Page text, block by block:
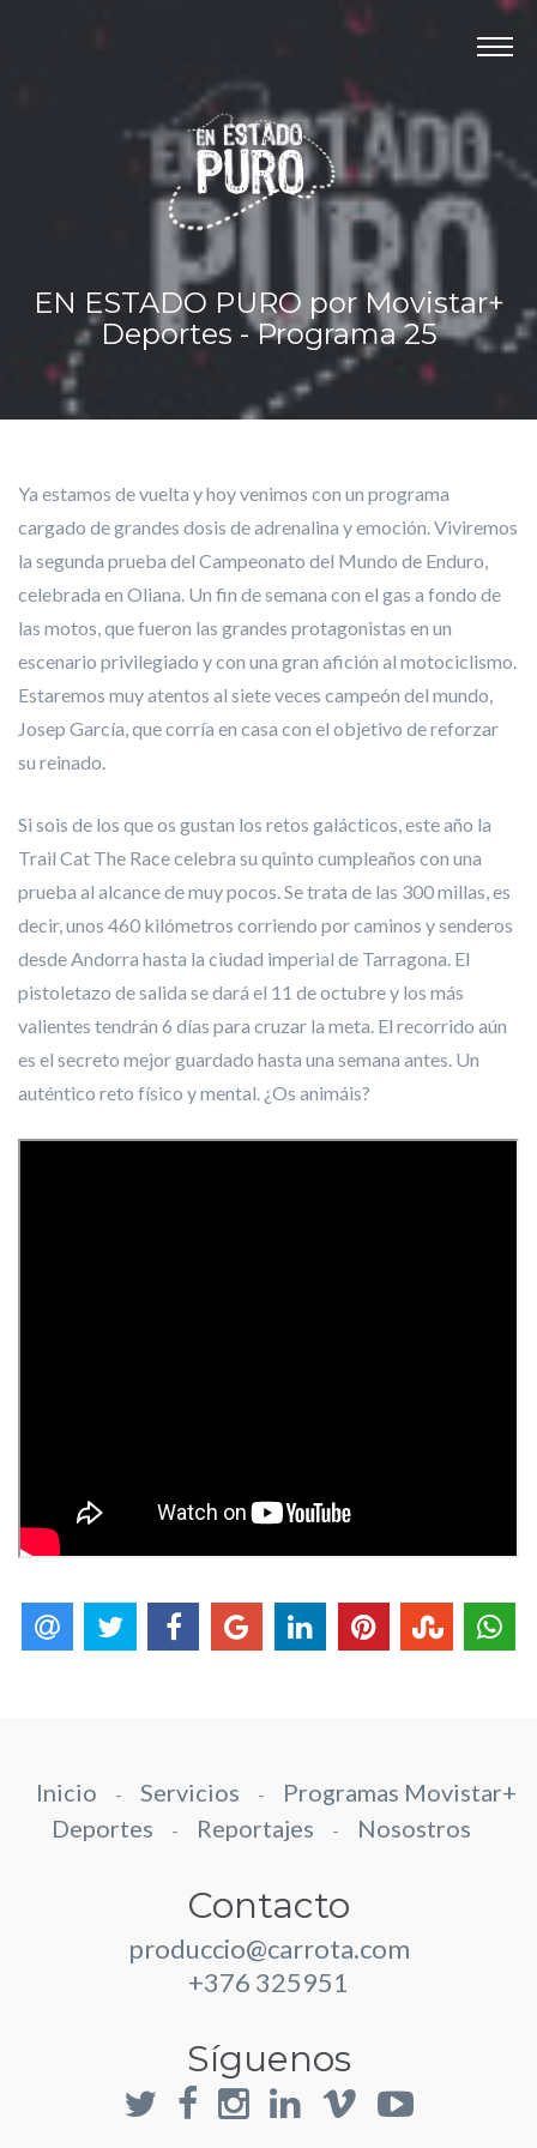
PROGRAMAS
MOVISTAR+ DEPORTES
REPORTAJES
CONTACTO
EN ESTADO PURO por Movistar+
Deportes - Programa 25
Ya estamos de vuelta y hoy venimos con un programa
cargado de grandes dosis de adrenalina y emoción. Viviremos
la segunda prueba del Campeonato del Mundo de Enduro,
celebrada en Oliana. Un fin de semana con el gas a fondo de
las motos, que fueron las grandes protagonistas en un
escenario privilegiado y con una gran afición al motociclismo.
Estaremos muy atentos al siete veces campeón del mundo,
Josep García, que corría en casa con el objetivo de reforzar
su reinado.
Si sois de los que os gustan los retos galácticos, este año la
Trail Cat The Race celebra su quinto cumpleaños con una
prueba al alcance de muy pocos. Se trata de las 300 millas, es
decir, unos 460 kilómetros corriendo por caminos y senderos
desde Andorra hasta la ciudad imperial de Tarragona. El
pistoletazo de salida se dará el 11 de octubre y los más
valientes tendrán 6 días para cruzar la meta. El recorrido aún
es el secreto mejor guardado hasta una semana antes. Un
auténtico reto físico y mental. ¿Os animáis?
Inicio - Servicios -
Programas Movistar+
Deportes
- Reportajes - Nosostros
Contacto
produccio@carrota.com
+376 325951
Síguenos